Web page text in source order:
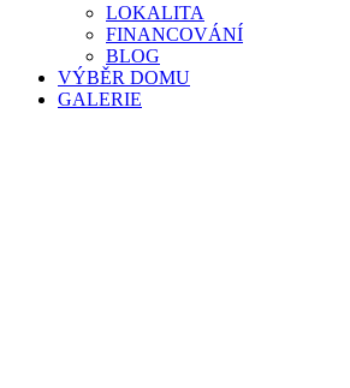
LOKALITA
FINANCOVÁNÍ
BLOG
VÝBĚR DOMU
GALERIE